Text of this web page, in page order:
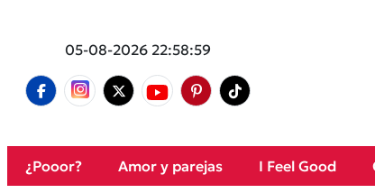
05-08-2026 22:58:59
¿Pooor? Amor y parejas I Feel Good